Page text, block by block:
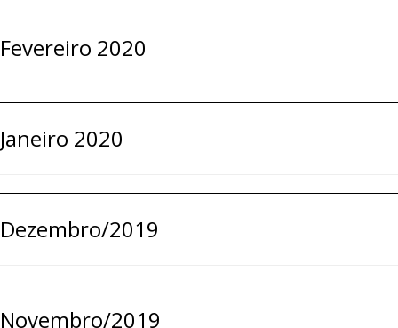
Fevereiro 2020
Janeiro 2020
Dezembro/2019
Novembro/2019